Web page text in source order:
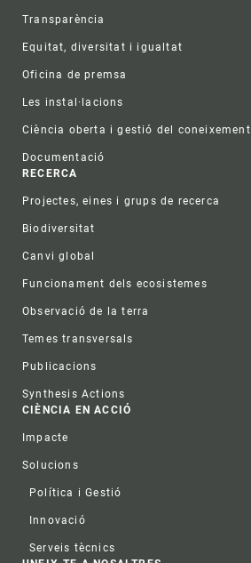
Transparència
Equitat, diversitat i igualtat
Oficina de premsa
Les instal·lacions
Ciència oberta i gestió del coneixement
Documentació
RECERCA
Projectes, eines i grups de recerca
Biodiversitat
Canvi global
Funcionament dels ecosistemes
Observació de la terra
Temes transversals
Publicacions
Synthesis Actions
CIÈNCIA EN ACCIÓ
Impacte
Solucions
Política i Gestió
Innovació
Serveis tècnics